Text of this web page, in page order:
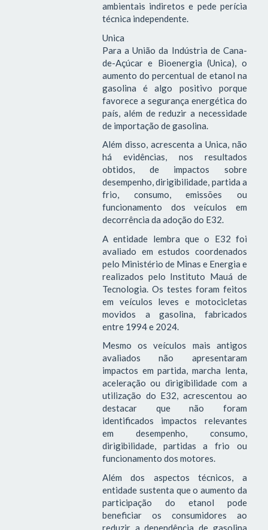
ambientais indiretos e pede perícia
técnica independente.
Unica
Para a União da Indústria de Cana-
de-Açúcar e Bioenergia (Unica), o
aumento do percentual de etanol na
gasolina é algo positivo porque
favorece a segurança energética do
país, além de reduzir a necessidade
de importação de gasolina.
Além disso, acrescenta a Unica, não
há evidências, nos resultados
obtidos, de impactos sobre
desempenho, dirigibilidade, partida a
frio, consumo, emissões ou
funcionamento dos veículos em
decorrência da adoção do E32.
A entidade lembra que o E32 foi
avaliado em estudos coordenados
pelo Ministério de Minas e Energia e
realizados pelo Instituto Mauá de
Tecnologia. Os testes foram feitos
em veículos leves e motocicletas
movidos a gasolina, fabricados
entre 1994 e 2024.
Mesmo os veículos mais antigos
avaliados não apresentaram
impactos em partida, marcha lenta,
aceleração ou dirigibilidade com a
utilização do E32, acrescentou ao
destacar que não foram
identificados impactos relevantes
em desempenho, consumo,
dirigibilidade, partidas a frio ou
funcionamento dos motores.
Além dos aspectos técnicos, a
entidade sustenta que o aumento da
participação do etanol pode
beneficiar os consumidores ao
reduzir a dependência de gasolina